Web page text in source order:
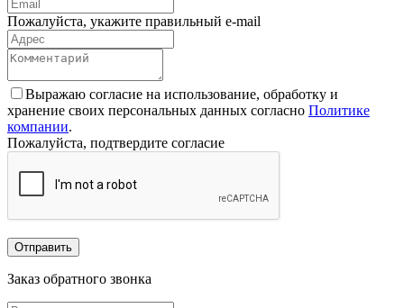
Пожалуйста, укажите правильный e-mail
Выражаю согласие на использование, обработку и
хранение своих персональных данных согласно Политике
компании.
Пожалуйста, подтвердите согласие
Отправить
Заказ обратного звонка